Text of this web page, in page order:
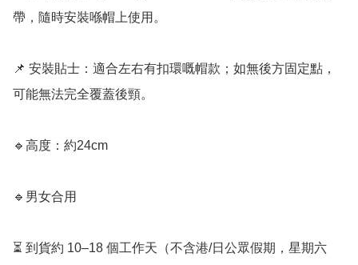
帶，隨時安裝喺帽上使用。
📌 安裝貼士：適合左右有扣環嘅帽款；如無後方固定點，
可能無法完全覆蓋後頸。
🔹高度：約24cm
🔹男女合用
⏳ 到貨約 10–18 個工作天（不含港/日公眾假期，星期六